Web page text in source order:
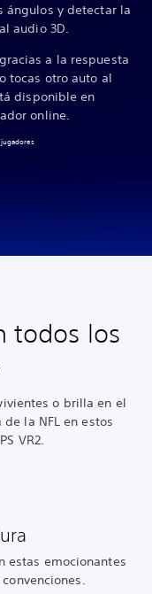
ángulos y detectar la
audio 3D.
a la respuesta
tocas otro auto al
disponible en
online.
jugadores
todos los
o brilla en el
la NFL en estos
VR2.
estas emocionantes